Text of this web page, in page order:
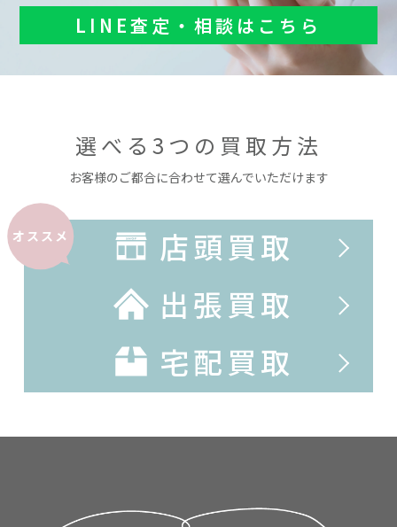
LINE査定・相談はこちら
選べる3つの買取方法
お客様のご都合に合わせて選んでいただけます
オススメ
店頭買取
出張買取
宅配買取